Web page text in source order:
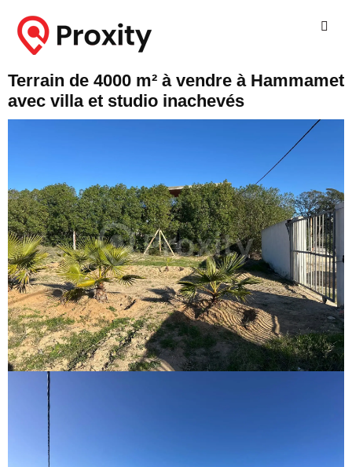
Terrain de 4000 m² à vendre à Hammamet
avec villa et studio inachevés